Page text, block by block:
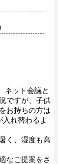
ネット会議と
ですが、子供
お持ちの方は
れ替わるよ
く、湿度も高
なご提案をさ